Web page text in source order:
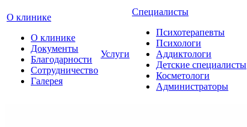
О клинике
О клинике
Документы
Благодарности
Сотрудничество
Галерея
Услуги
Специалисты
Психотерапевты
Психологи
Аддиктологи
Детские специалисты
Косметологи
Администраторы